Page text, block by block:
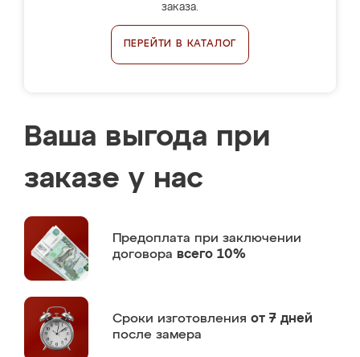
заказа.
ПЕРЕЙТИ В КАТАЛОГ
Ваша выгода при
заказе у нас
Предоплата при заключении
договора всего 10%
Сроки изготовления от 7 дней
после замера